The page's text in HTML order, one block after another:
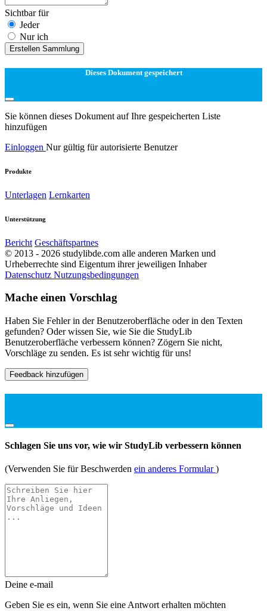
Sichtbar für
Jeder
Nur ich
Erstellen Sammlung
Dieses Dokument gespeichert
Sie können dieses Dokument auf Ihre gespeicherten Liste
hinzufügen
Einloggen Nur gültig für autorisierte Benutzer
Produkte
Unterlagen Lernkarten
Unterstützung
Bericht Geschäftspartnes
© 2013 - 2026 studylibde.com alle anderen Marken und
Urheberrechte sind Eigentum ihrer jeweiligen Inhaber
Datenschutz Nutzungsbedingungen
Mache einen Vorschlag
Haben Sie Fehler in der Benutzeroberfläche oder in den Texten
gefunden? Oder wissen Sie, wie Sie die StudyLib
Benutzeroberfläche verbessern können? Zögern Sie nicht,
Vorschläge zu senden. Es ist sehr wichtig für uns!
Feedback hinzufügen
Schlagen Sie uns vor, wie wir StudyLib verbessern können
(Verwenden Sie für Beschwerden ein anderes Formular)
Deine e-mail
Geben Sie es ein, wenn Sie eine Antwort erhalten möchten